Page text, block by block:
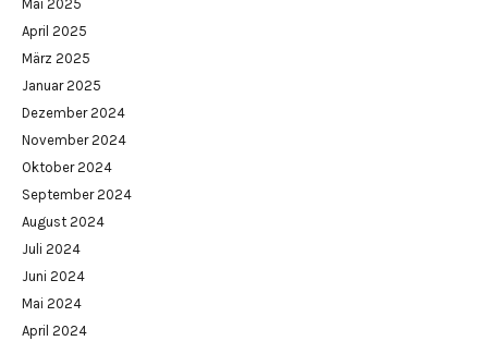
Mai 2025
April 2025
März 2025
Januar 2025
Dezember 2024
November 2024
Oktober 2024
September 2024
August 2024
Juli 2024
Juni 2024
Mai 2024
April 2024